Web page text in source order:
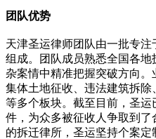
团队优势
天津圣运律师团队由一批专
组成。团队成员熟悉全国各
杂案情中精准把握突破方向。
集体土地征收、违法建筑拆除
等多个板块。截至目前，圣
件，为众多被征收人争取到
的拆迁律所，圣运坚持个案